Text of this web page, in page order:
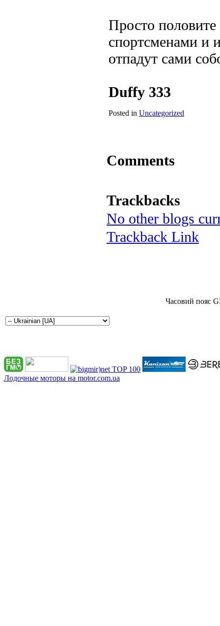
Просто
спортсменами и
отпадут сами
Duffy 333
Posted in Uncategorized
Comments
Trackbacks
No other blogs
Trackback Link
Часовий пояс
Лодочные моторы на motor.com.ua